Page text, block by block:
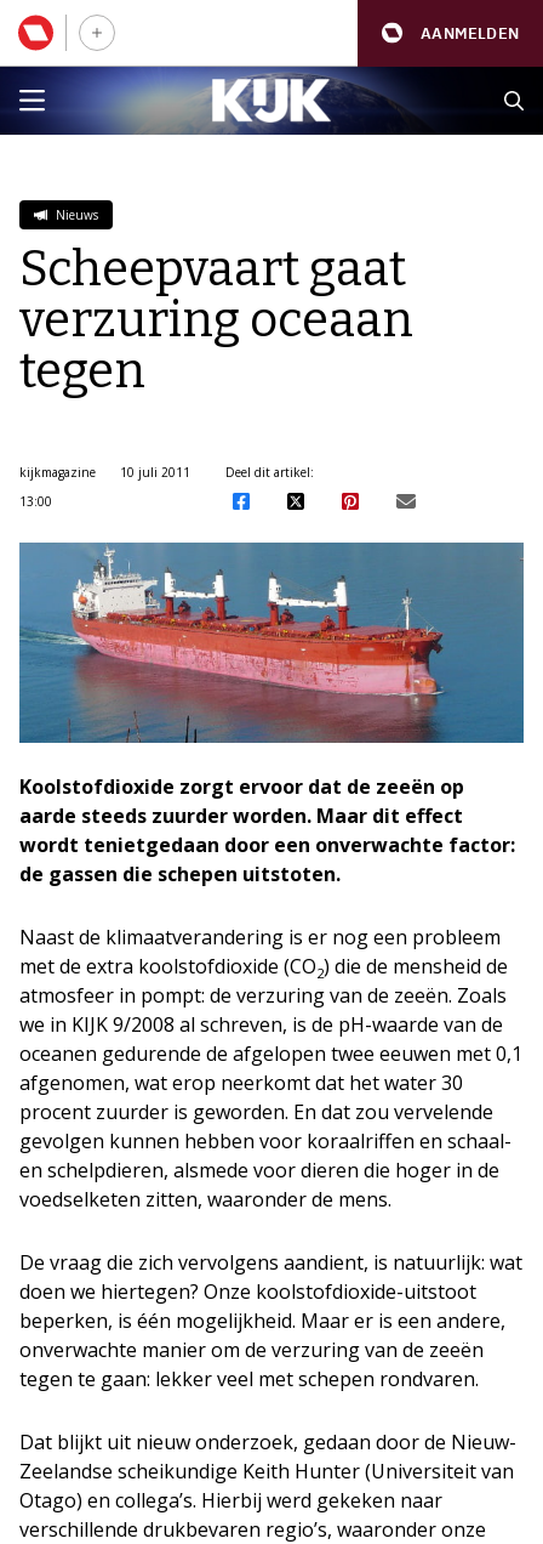
AANMELDEN
Nieuws
Scheepvaart gaat
verzuring oceaan
tegen
kijkmagazine
10 juli 2011
13:00
Deel dit artikel:
Koolstofdioxide zorgt ervoor dat de zeeën op
aarde steeds zuurder worden. Maar dit effect
wordt tenietgedaan door een onverwachte factor:
de gassen die schepen uitstoten.
Naast de klimaatverandering is er nog een probleem
met de extra koolstofdioxide (CO2) die de mensheid de
atmosfeer in pompt: de verzuring van de zeeën. Zoals
we in KIJK 9/2008 al schreven, is de pH-waarde van de
oceanen gedurende de afgelopen twee eeuwen met 0,1
afgenomen, wat erop neerkomt dat het water 30
procent zuurder is geworden. En dat zou vervelende
gevolgen kunnen hebben voor koraalriffen en schaal-
en schelpdieren, alsmede voor dieren die hoger in de
voedselketen zitten, waaronder de mens.
De vraag die zich vervolgens aandient, is natuurlijk: wat
doen we hiertegen? Onze koolstofdioxide-uitstoot
beperken, is één mogelijkheid. Maar er is een andere,
onverwachte manier om de verzuring van de zeeën
tegen te gaan: lekker veel met schepen rondvaren.
Dat blijkt uit nieuw onderzoek, gedaan door de Nieuw-
Zeelandse scheikundige Keith Hunter (Universiteit van
Otago) en collega’s. Hierbij werd gekeken naar
verschillende drukbevaren regio’s, waaronder onze